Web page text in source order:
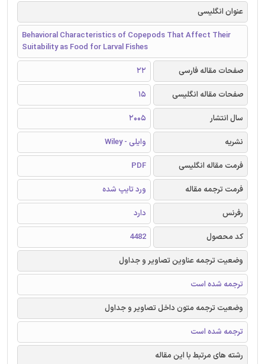
عنوان انگلیسی
Behavioral Characteristics of Copepods That Affect Their
Suitability as Food for Larval Fishes
صفحات مقاله فارسی
22
صفحات مقاله انگلیسی
15
سال انتشار
2005
نشریه
وایلی - Wiley
فرمت مقاله انگلیسی
PDF
فرمت ترجمه مقاله
ورد تایپ شده
رفرنس
دارد
کد محصول
4482
وضعیت ترجمه عناوین تصاویر و جداول
ترجمه شده است
وضعیت ترجمه متون داخل تصاویر و جداول
ترجمه شده است
رشته های مرتبط با این مقاله